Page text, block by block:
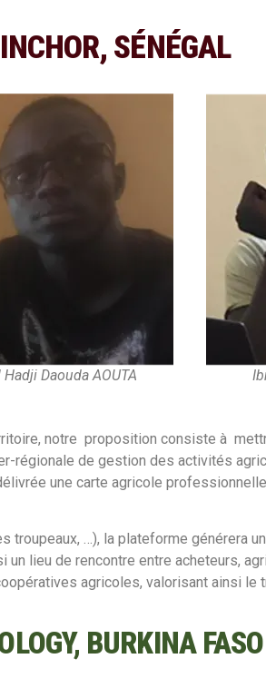
SÉNÉGAL
Hadji Daouda AOUTA
notre proposition consiste à
régionale de gestion des activités
une carte agricole
…), la plateforme générera
lieu de rencontre entre acheteurs,
agricoles, valorisant ainsi le
BURKINA FASO